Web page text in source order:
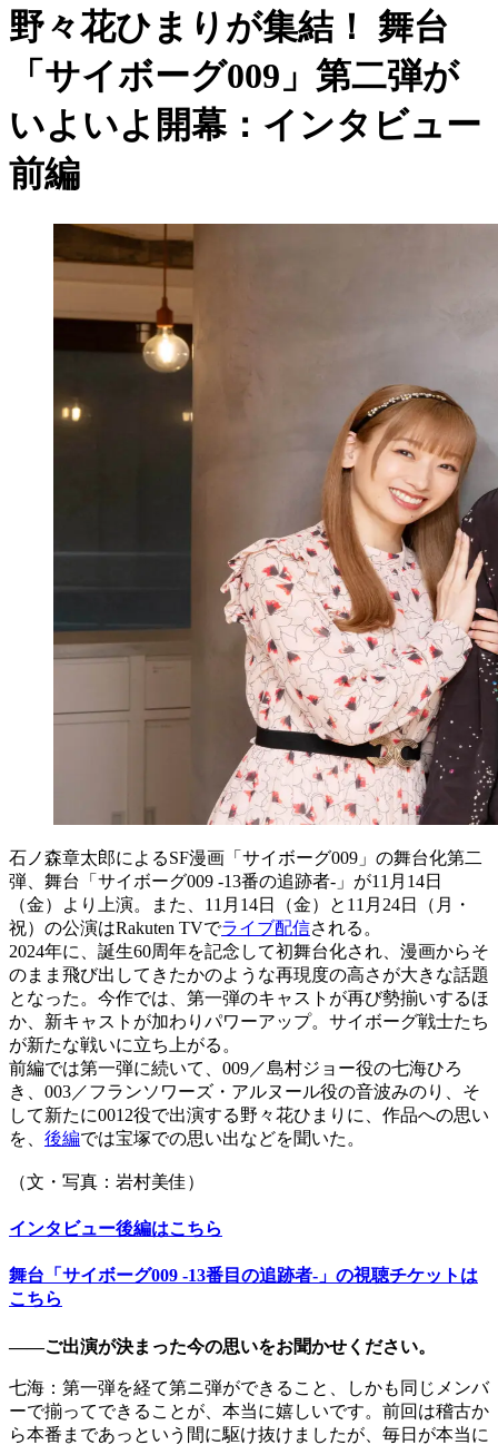
野々花ひまりが集結！ 舞台
「サイボーグ009」第二弾が
いよいよ開幕：インタビュー
前編
石ノ森章太郎によるSF漫画「サイボーグ009」の舞台化第二
弾、舞台「サイボーグ009 -13番の追跡者-」が11月14日
（金）より上演。また、11月14日（金）と11月24日（月・
祝）の公演はRakuten TVでライブ配信される。
2024年に、誕生60周年を記念して初舞台化され、漫画からそ
のまま飛び出してきたかのような再現度の高さが大きな話題
となった。今作では、第一弾のキャストが再び勢揃いするほ
か、新キャストが加わりパワーアップ。サイボーグ戦士たち
が新たな戦いに立ち上がる。
前編では第一弾に続いて、009／島村ジョー役の七海ひろ
き、003／フランソワーズ・アルヌール役の音波みのり、そ
して新たに0012役で出演する野々花ひまりに、作品への思い
を、 後編では宝塚での思い出などを聞いた。
（文・写真：岩村美佳）
インタビュー後編はこちら
舞台「サイボーグ009 -13番目の追跡者-」の視聴チケットは
こちら
――ご出演が決まった今の思いをお聞かせください。
七海：第一弾を経て第ニ弾ができること、しかも同じメンバ
ーで揃ってできることが、本当に嬉しいです。前回は稽古か
ら本番まであっという間に駆け抜けましたが、毎日が本当に